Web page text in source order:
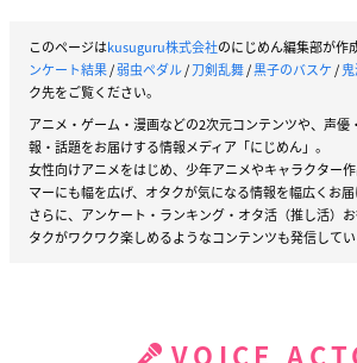
このページはkusuguru株式会社のにじめん編集部が作
ンケート結果/弱虫ペダル/刀剣乱舞/黒子のバスケ/
ク先をご覧ください。
アニメ・ゲーム・漫画などの2次元コンテンツや、声優
報・話題をお届けする情報メディア「にじめん」。
女性向けアニメをはじめ、少年アニメやキャラクター
マーにも幅を広げ、オタクが気になる情報を幅広くお届
さらに、アンケート・ランキング・オタ活（推し活）
タクがワクワク楽しめるようなコンテンツも発信してい
VOICE